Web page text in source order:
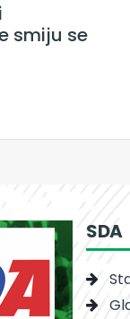
smiju se
SDA